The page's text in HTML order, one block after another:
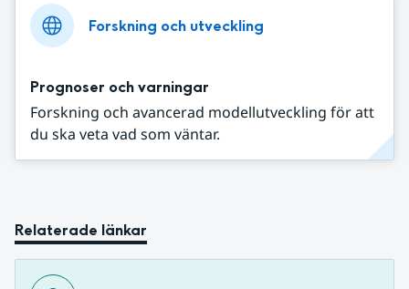
Forskning och utveckling
Prognoser och varningar
Forskning och avancerad modellutveckling för att
du ska veta vad som väntar.
Relaterade länkar